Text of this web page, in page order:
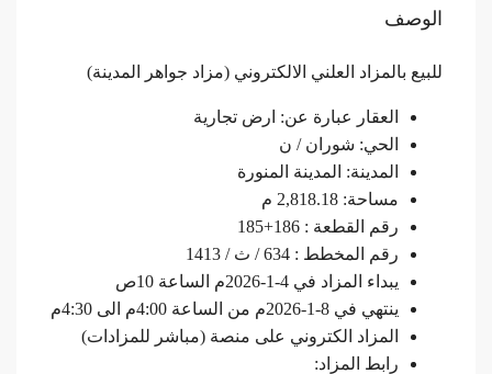
الوصف
للبيع بالمزاد العلني الالكتروني (مزاد جواهر المدينة)
العقار عبارة عن: ارض تجارية
الحي: شوران / ن
المدينة: المدينة المنورة
مساحة: 2,818.18 م
رقم القطعة : 186+185
رقم المخطط : 634 / ث / 1413
يبداء المزاد في 4-1-2026م الساعة 10ص
ينتهي في 8-1-2026م من الساعة 4:00م الى 4:30م
المزاد الكتروني على منصة (مباشر للمزادات)
رابط المزاد: